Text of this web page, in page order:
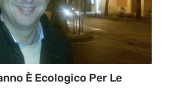
È Ecologico Per Le